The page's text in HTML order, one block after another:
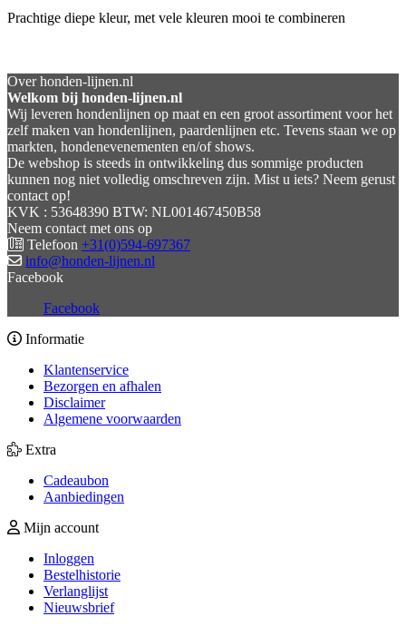
Prachtige diepe kleur, met vele kleuren mooi te combineren
Over honden-lijnen.nl
Welkom bij honden-lijnen.nl
Wij leveren hondenlijnen op maat en een groot assortiment voor het
zelf maken van hondenlijnen, paardenlijnen etc. Tevens staan we op
markten, hondenevenementen en/of shows.
De webshop is steeds in ontwikkeling dus sommige producten
kunnen nog niet volledig omschreven zijn. Mist u iets? Neem gerust
contact op!
KVK : 53648390 BTW: NL001467450B58
Neem contact met ons op
Telefoon +31(0)594-697367
info@honden-lijnen.nl
Facebook
Facebook
Informatie
Klantenservice
Bezorgen en afhalen
Disclaimer
Algemene voorwaarden
Extra
Cadeaubon
Aanbiedingen
Mijn account
Inloggen
Bestelhistorie
Verlanglijst
Nieuwsbrief